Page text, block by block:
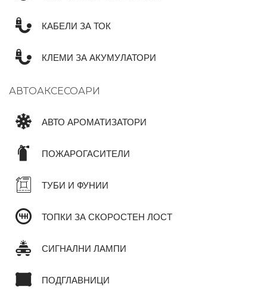
КАБЕЛИ ЗА ТОК
КЛЕМИ ЗА АКУМУЛАТОРИ
АВТОАКСЕСОАРИ
АВТО АРОМАТИЗАТОРИ
ПОЖАРОГАСИТЕЛИ
ТУБИ И ФУНИИ
ТОПКИ ЗА СКОРОСТЕН ЛОСТ
СИГНАЛНИ ЛАМПИ
ПОДГЛАВНИЦИ